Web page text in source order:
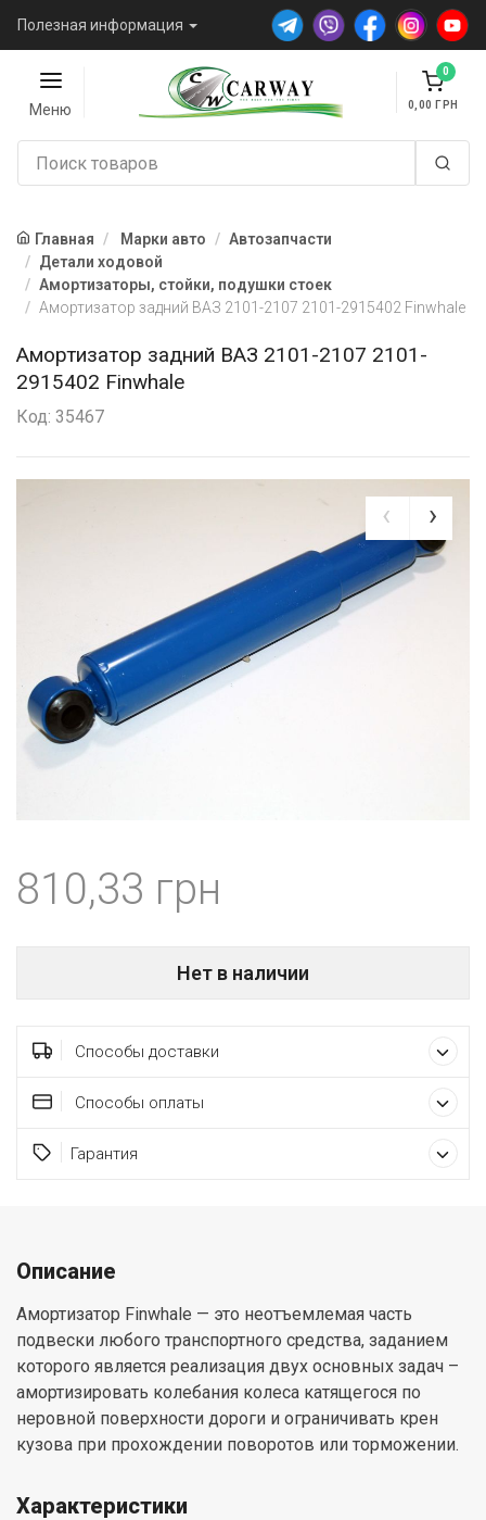
Полезная информация
Меню
0
0,00
Главная Марки авто
Автозапчасти
Детали ходовой
Амортизаторы, стойки, подушки стоек
Амортизатор задний ВАЗ 2101-2107 2101-2915402 Finwhale
Амортизатор задний ВАЗ 2101-2107 2101-
2915402 Finwhale
Код: 35467
810,33
Нет в наличии
Способы доставки
Способы оплаты
Гарантия
Описание
Амортизатор Finwhale — это неотъемлемая часть
подвески любого транспортного средства, заданием
которого является реализация двух основных задач –
амортизировать колебания колеса катящегося по
неровной поверхности дороги и ограничивать крен
кузова при прохождении поворотов или торможении.
Характеристики